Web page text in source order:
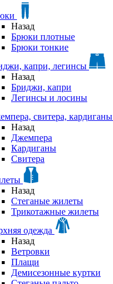
Назад
Брюки плотные
Брюки тонкие
капри, легинсы
Назад
Бриджи, капри
Легинсы и лосины
свитера, кардиганы
Назад
Джемпера
Кардиганы
Свитера
Назад
Стеганые жилеты
Трикотажные жилеты
одежда
Назад
Ветровки
Плащи
Демисезонные куртки